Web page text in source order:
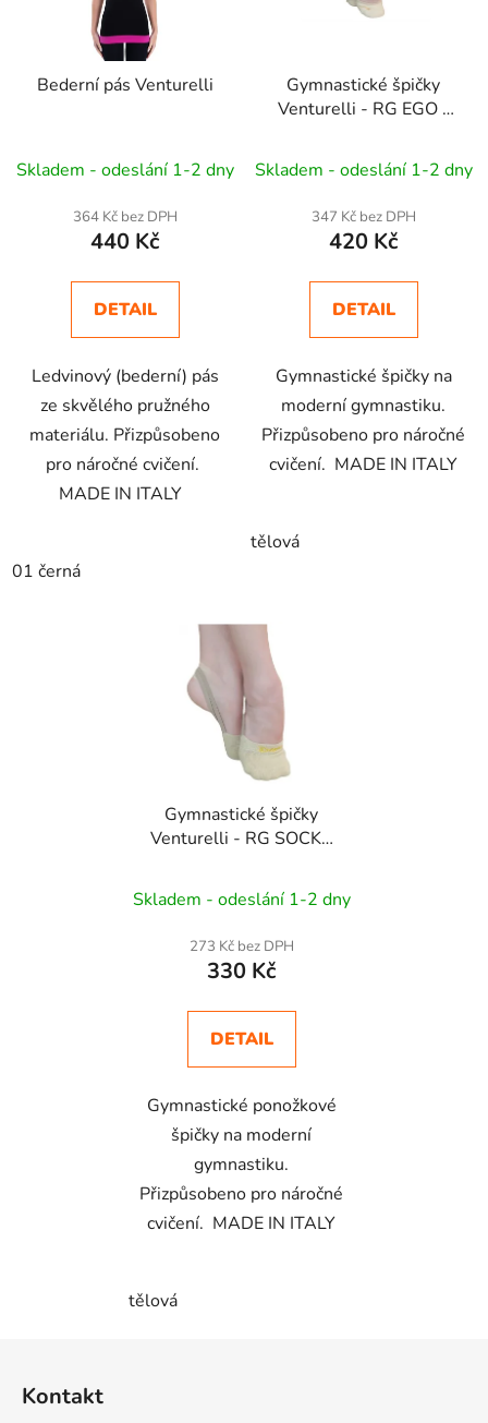
Bederní pás Venturelli
Skladem - odeslání 1-2 dny
364 Kč bez DPH
440 Kč
DETAIL
Ledvinový (bederní) pás
ze skvělého pružného
materiálu. Přizpůsobeno
pro náročné cvičení.
MADE IN ITALY
01 černá
Gymnastické špičky
Venturelli - RG EGO -
Skladem - odeslání 1-2 dny
347 Kč bez DPH
420 Kč
DETAIL
Gymnastické špičky na
moderní gymnastiku.
Přizpůsobeno pro náročné
cvičení. MADE IN ITALY
tělová
Gymnastické špičky
Venturelli - RG SOCKS
Skladem - odeslání 1-2 dny
273 Kč bez DPH
330 Kč
DETAIL
Gymnastické ponožkové
špičky na moderní
gymnastiku.
Přizpůsobeno pro náročné
cvičení. MADE IN ITALY
tělová
Kontakt